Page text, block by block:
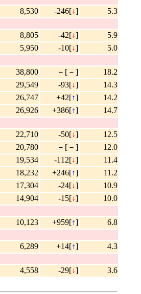
8,530 -246[↓]
5.3
8,805 -42[↓]
5.9
5,950 -10[↓]
5.0
38,800 －[－]
18.2
29,549 -93[↓]
14.3
26,747 +42[↑]
14.2
26,926 +386[↑]
14.7
22,710 -50[↓]
12.5
20,780 －[－]
12.0
19,534 -112[↓]
11.4
18,232 +246[↑]
11.2
17,304 -24[↓]
10.9
14,904 -15[↓]
10.0
10,123 +959[↑]
6.8
6,289 +14[↑]
4.3
4,558 -29[↓] 3.6